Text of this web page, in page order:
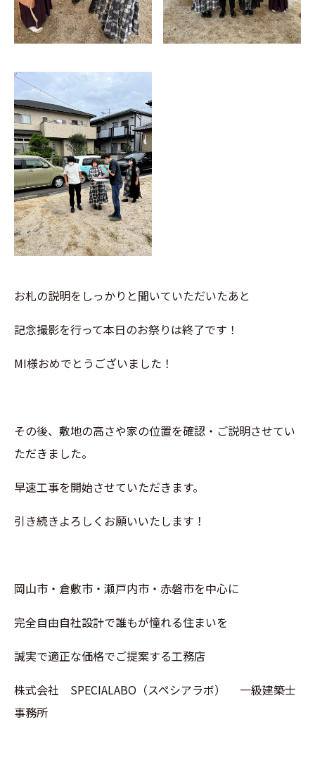
お札の説明をしっかりと聞いていただいたあと
記念撮影を行って本日のお祭りは終了です！
MI様おめでとうございました！
その後、敷地の高さや家の位置を確認・ご説明させてい
ただきました。
早速工事を開始させていただきます。
引き続きよろしくお願いいたします！
岡山市・倉敷市・瀬戸内市・赤磐市を中心に
完全自由自社設計で誰もが憧れる住まいを
誠実で適正な価格でご提案する工務店
株式会社 SPECIALABO（スペシアラボ） 一級建築士
事務所